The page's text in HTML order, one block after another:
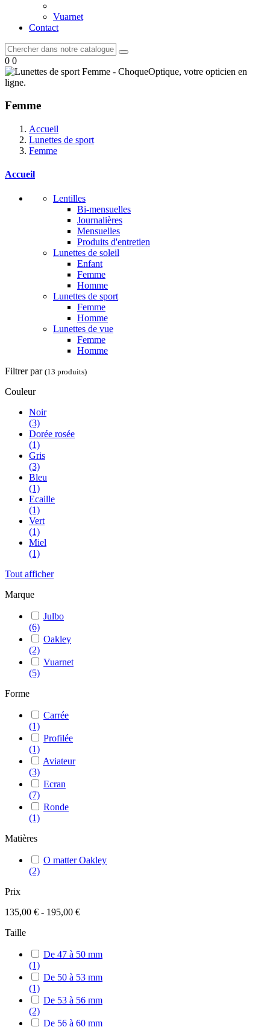
Vuarnet
Contact
0 0
Femme
Accueil
Lunettes de sport
Femme
Accueil
Lentilles
Bi-mensuelles
Journalières
Mensuelles
Produits d'entretien
Lunettes de soleil
Enfant
Femme
Homme
Lunettes de sport
Femme
Homme
Lunettes de vue
Femme
Homme
Filtrer par (13 produits)
Couleur
Noir
(3)
Dorée rosée
(1)
Gris
(3)
Bleu
(1)
Ecaille
(1)
Vert
(1)
Miel
(1)
Tout afficher
Marque
Julbo
(6)
Oakley
(2)
Vuarnet
(5)
Forme
Carrée
(1)
Profilée
(1)
Aviateur
(3)
Ecran
(7)
Ronde
(1)
Matières
O matter Oakley
(2)
Prix
135,00 € - 195,00 €
Taille
De 47 à 50 mm
(1)
De 50 à 53 mm
(1)
De 53 à 56 mm
(2)
De 56 à 60 mm